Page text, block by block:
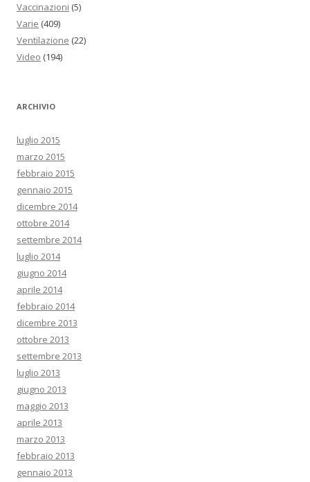
Vaccinazioni (5)
Varie (409)
Ventilazione (22)
Video (194)
ARCHIVIO
luglio 2015
marzo 2015
febbraio 2015
gennaio 2015
dicembre 2014
ottobre 2014
settembre 2014
luglio 2014
giugno 2014
aprile 2014
febbraio 2014
dicembre 2013
ottobre 2013
settembre 2013
luglio 2013
giugno 2013
maggio 2013
aprile 2013
marzo 2013
febbraio 2013
gennaio 2013